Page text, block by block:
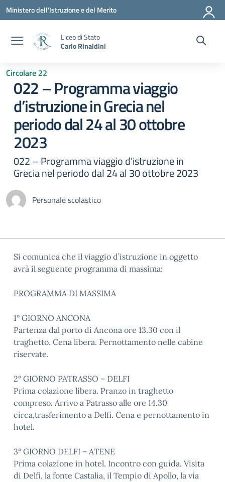
Vai ai contenuti
Vai al menu di navigazione
Vai al footer
Ministero dell'Istruzione e del Merito
Liceo di Stato
Carlo Rinaldini
Circolare 22
022 – Programma viaggio
d’istruzione in Grecia nel
periodo dal 24 al 30 ottobre
2023
022 – Programma viaggio d’istruzione in
Grecia nel periodo dal 24 al 30 ottobre 2023
Personale scolastico
Si comunica che il viaggio d’istruzione in oggetto
avrà il seguente programma di massima:
PROGRAMMA DI MASSIMA
1° GIORNO ANCONA
Partenza dal porto di Ancona ore 13.30 con il
traghetto. Cena libera. Pernottamento nelle cabine
riservate.
2° GIORNO PATRASSO – DELFI
Prima colazione libera. Pranzo in traghetto
compreso. Arrivo a Patrasso alle ore 14.30
circa,trasferimento a Delfi. Cena e pernottamento in
hotel.
3° GIORNO DELFI – ATENE
Prima colazione in hotel. Incontro con guida. Visita
di Delfi, la fonte Castalia, il Tempio di Apollo, la via